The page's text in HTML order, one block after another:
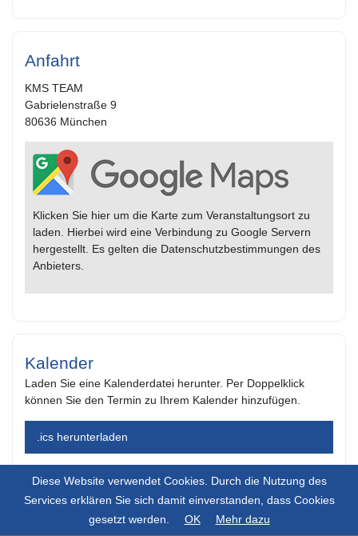
Anfahrt
KMS TEAM
Gabrielenstraße 9
80636 München
Klicken Sie hier um die Karte zum Veranstaltungsort zu
laden. Hierbei wird eine Verbindung zu Google Servern
hergestellt. Es gelten die Datenschutzbestimmungen des
Anbieters.
Kalender
Laden Sie eine Kalenderdatei herunter. Per Doppelklick
können Sie den Termin zu Ihrem Kalender hinzufügen.
.ics herunterladen
Diese Website verwendet Cookies. Durch die Nutzung des
Services erklären Sie sich damit einverstanden, dass Cookies
gesetzt werden.
OK Mehr dazu